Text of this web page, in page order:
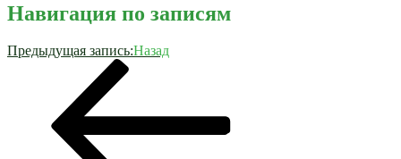
Навигация по записям
Предыдущая запись:Назад